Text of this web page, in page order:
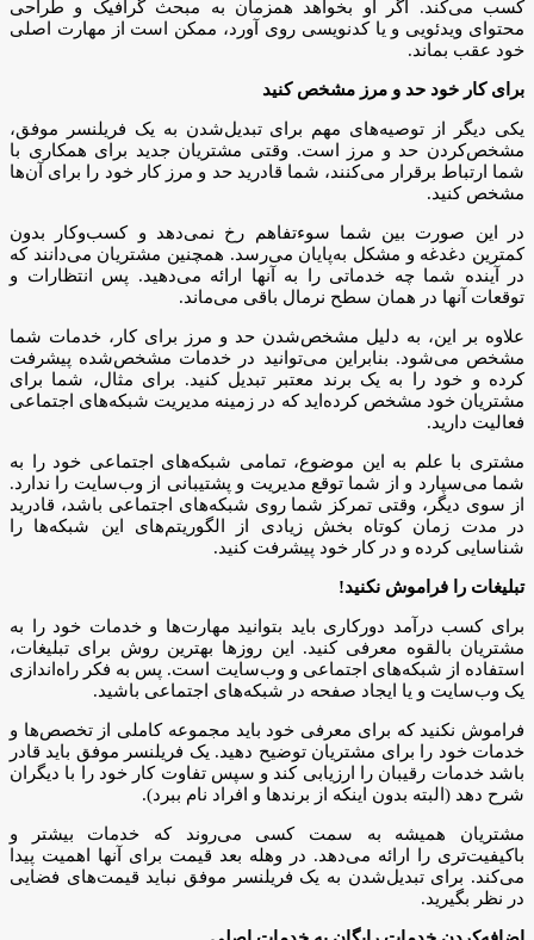
کسب می‌کند. اگر او بخواهد همزمان به مبحث گرافیک و طراحی
محتوای ویدئویی و یا کدنویسی روی آورد، ممکن است از مهارت اصلی
خود عقب بماند.
برای کار خود حد و مرز مشخص کنید
یکی دیگر از توصیه‌های مهم برای تبدیل‌شدن به یک فریلنسر موفق،
مشخص‌کردن حد و مرز است. وقتی مشتریان جدید برای همکاری با
شما ارتباط برقرار می‌کنند، شما قادرید حد و مرز کار خود را برای آن‌ها
مشخص کنید.
در این صورت بین شما سوءتفاهم رخ نمی‌دهد و کسب‌وکار بدون
کمترین دغدغه و مشکل به‌پایان می‌رسد. همچنین مشتریان می‌دانند که
در آینده شما چه خدماتی را به آنها ارائه می‌دهید. پس انتظارات و
توقعات آنها در همان سطح نرمال باقی می‌ماند.
علاوه بر این، به دلیل مشخص‌شدن حد و مرز برای کار، خدمات شما
مشخص می‌شود. بنابراین می‌توانید در خدمات مشخص‌شده پیشرفت
کرده و خود را به یک برند معتبر تبدیل کنید. برای مثال، شما برای
مشتریان خود مشخص کرده‌اید که در زمینه‌‌ مدیریت شبکه‌های اجتماعی
فعالیت دارید.
مشتری با علم به این موضوع، تمامی شبکه‌های اجتماعی خود را به
شما می‌سپارد و از شما توقع مدیریت و پشتیبانی از وب‌سایت را ندارد.
از سوی دیگر، وقتی تمرکز شما ‌روی شبکه‌های اجتماعی باشد، قادرید
در مدت زمان کوتاه بخش زیادی از الگوریتم‌های این شبکه‌ها را
شناسایی کرده و در کار خود پیشرفت کنید.
تبلیغات را فراموش نکنید!
برای کسب درآمد دورکاری باید بتوانید مهارت‌ها و خدمات خود را به
مشتریان بالقوه معرفی کنید. این روزها بهترین روش برای تبلیغات،
استفاده از شبکه‌های اجتماعی و وب‌سایت است. پس به فکر راه‌اندازی
یک وب‌سایت و یا ایجاد صفحه در شبکه‌های اجتماعی باشید.
فراموش نکنید که برای معرفی خود باید مجموعه‌‌ کاملی از تخصص‌ها و
خدمات خود را برای مشتریان توضیح دهید. یک فریلنسر موفق باید قادر
باشد خدمات رقیبان را ارزیابی کند و سپس تفاوت کار خود را با دیگران
شرح دهد (البته بدون اینکه از برندها و افراد نام ببرد).
مشتریان همیشه به سمت کسی می‌روند که خدمات بیشتر و
باکیفیت‌تری را ارائه‌ می‌دهد. در وهله‌‌ بعد قیمت برای آنها اهمیت پیدا
می‌کند. برای تبدیل‌شدن به یک فریلنسر موفق نباید قیمت‌های فضایی
در نظر بگیرید.